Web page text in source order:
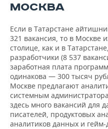
МОСКВА
Если в Татарстане
321 вакансия, то в Москве
столице, как и в
разработчики (8 537
заработная плата
одинакова — 300 тысяч
Москве предлагают
системным
здесь много вакансий для
писателей, продуктовых
аналитиков данных и гейм-